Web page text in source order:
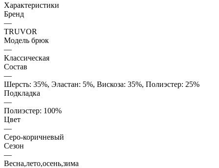
Характеристики
Бренд
—
TRUVOR
Модель брюк
—
Классическая
Состав
—
Шерсть: 35%, Эластан: 5%, Вискоза: 35%, Полиэстер: 25%
Подкладка
—
Полиэстер: 100%
Цвет
—
Серо-коричневый
Сезон
—
Весна,лето,осень,зима